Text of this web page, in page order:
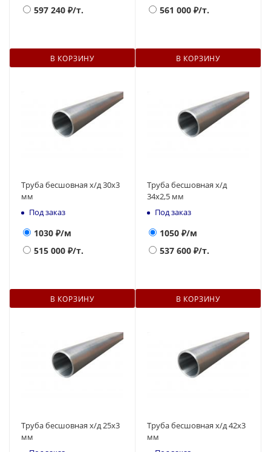
597 240 ₽/т.
В КОРЗИНУ
561 000 ₽/т.
В КОРЗИНУ
Труба бесшовная х/д 30х3
мм
Под заказ
1030 ₽/м
515 000 ₽/т.
В КОРЗИНУ
Труба бесшовная х/д
34х2,5 мм
Под заказ
1050 ₽/м
537 600 ₽/т.
В КОРЗИНУ
Труба бесшовная х/д 25х3
мм
Труба бесшовная х/д 42х3
мм